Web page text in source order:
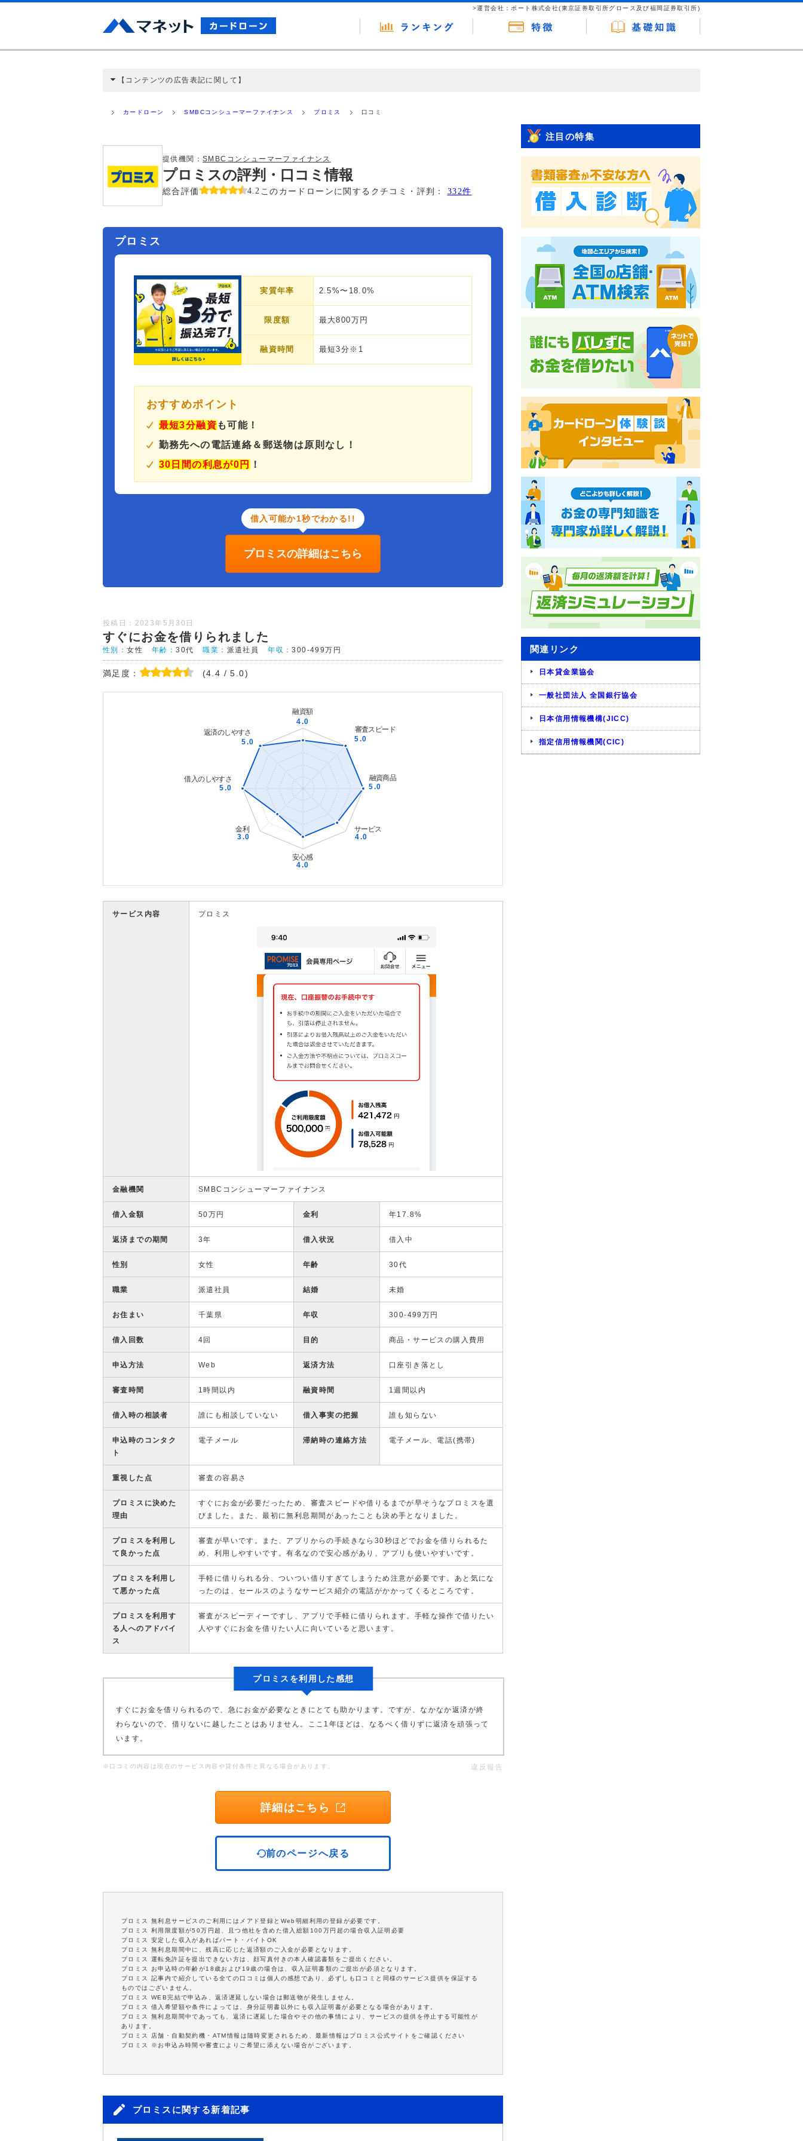
>運営会社：ポート株式会社(東京証券取引所グロース及び福岡証券取引所)
【コンテンツの広告表記に関して】
ミ収集などに基づき、公平性を担保した情報提供を行っています。
カードローン SMBCコンシューマーファイナンス プロミス 口コミ
提供機関： SMBCコンシューマーファイナンス
プロミスの評判・口コミ情報
総合評価 4.2 このカードローンに関するクチコミ・評判： 332件
プロミス
実質年率 2.5%〜18.0%
限度額 最大800万円
融資時間 最短3分※1
おすすめポイント
最短3分融資 も可能！
勤務先への電話連絡＆郵送物は原則なし！
30日間の利息が0円
！
借入可能か1秒でわかる!!
プロミスの詳細はこちら
投稿日：2023年5月30日
すぐにお金を借りられました
性別：女性 年齢：30代 職業： 派遣社員 年収：300-499万円
満足度： (4.4 / 5.0)
サービス内容 プロミス
金融機関 SMBCコンシューマーファイナンス
借入金額 50万円 金利 年17.8%
返済までの期間 3年 借入状況 借入中
性別 女性 年齢 30代
職業 派遣社員 結婚 未婚
お住まい 千葉県 年収 300-499万円
借入回数 4回 目的 商品・サービスの購入費用
申込方法 Web 返済方法 口座引き落とし
審査時間 1時間以内 融資時間 1週間以内
借入時の相談者 誰にも相談していない 借入事実の把握 誰も知らない
申込時のコンタク
ト
電子メール 滞納時の連絡方法 電子メール、電話(携帯)
重視した点 審査の容易さ
プロミスに決めた
理由
すぐにお金が必要だったため、審査スピードや借りるまでが早そうなプロミスを選
びました。また、最初に無利息期間があったことも決め手となりました。
プロミスを利用し
て良かった点
審査が早いです。また、アプリからの手続きなら30秒ほどでお金を借りられるた
め、利用しやすいです。有名なので安心感があり、アプリも使いやすいです。
プロミスを利用し
て悪かった点
手軽に借りられる分、ついつい借りすぎてしまうため注意が必要です。あと気にな
ったのは、セールスのようなサービス紹介の電話がかかってくるところです。
プロミスを利用す
る人へのアドバイ
ス
審査がスピーディーですし、アプリで手軽に借りられます。手軽な操作で借りたい
人やすぐにお金を借りたい人に向いていると思います。
プロミスを利用した感想
すぐにお金を借りられるので、急にお金が必要なときにとても助かります。ですが、なかなか返済が終
わらないので、借りないに越したことはありません。ここ1年ほどは、なるべく借りずに返済を頑張って
います。
※口コミの内容は現在のサービス内容や貸付条件と異なる場合があります。 違反報告
詳細はこちら
前のページへ戻る
プロミス 無利息サービスのご利用にはメアド登録とWeb明細利用の登録が必要です。
プロミス 利用限度額が50万円超、且つ他社を含めた借入総額100万円超の場合収入証明必要
プロミス 安定した収入があればパート・バイトOK
プロミス 無利息期間中に、残高に応じた返済額のご入金が必要となります。
プロミス 運転免許証を提出できない方は、顔写真付きの本人確認書類をご提出ください。
プロミス お申込時の年齢が18歳および19歳の場合は、収入証明書類のご提出が必須となります。
プロミス 記事内で紹介している全ての口コミは個人の感想であり、必ずしも口コミと同様のサービス提供を保証する
ものではございません。
プロミス WEB完結で申込み、返済遅延しない場合は郵送物が発生しません。
プロミス 借入希望額や条件によっては、身分証明書以外にも収入証明書が必要となる場合があります。
プロミス 無利息期間中であっても、返済に遅延した場合やその他の事情により、サービスの提供を停止する可能性が
あります。
プロミス 店舗・自動契約機・ATM情報は随時変更されるため、最新情報はプロミス公式サイトをご確認ください
プロミス ※お申込み時間や審査によりご希望に添えない場合がございます。
プロミスに関する新着記事
注目の特集
関連リンク
日本貸金業協会
一般社団法人 全国銀行協会
日本信用情報機構(JICC)
指定信用情報機関(CIC)